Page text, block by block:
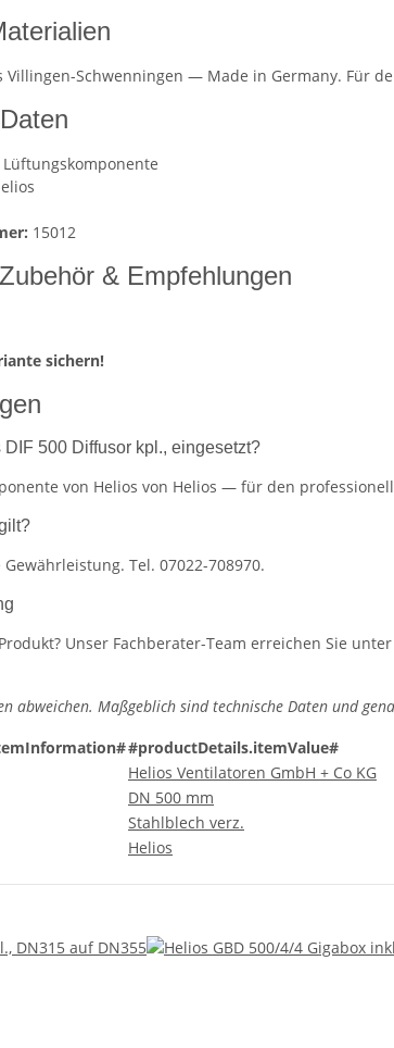
Villingen-Schwenningen — Made in Germany. Für
Lüftungskomponente
15012
& Empfehlungen
sichern!
500 Diffusor kpl., eingesetzt?
von Helios von Helios — für den
Tel. 07022-708970.
Unser Fachberater-Team erreichen Sie
abweichen. Maßgeblich sind technische Daten und
#productDetails.itemValue#
Helios Ventilatoren GmbH + Co KG
DN 500 mm
Stahlblech verz.
Helios